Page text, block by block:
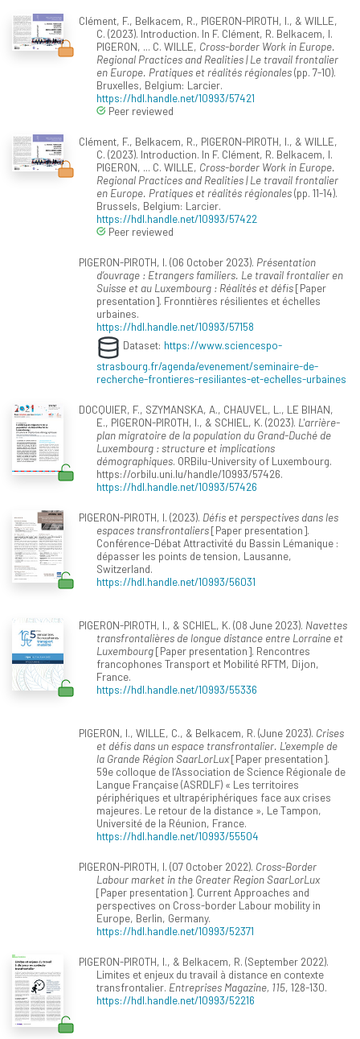
Clément, F., Belkacem, R., PIGERON-PIROTH, I., & WILLE,
C. (2023). Introduction. In F. Clément, R. Belkacem, I.
PIGERON, ... C. WILLE, Cross-border Work in Europe.
Regional Practices and Realities | Le travail frontalier
en Europe. Pratiques et réalités régionales(pp. 7-10).
Bruxelles, Belgium: Larcier.
https://hdl.handle.net/10993/57421
Peer reviewed
Clément, F., Belkacem, R., PIGERON-PIROTH, I., & WILLE,
C. (2023). Introduction. In F. Clément, R. Belkacem, I.
PIGERON, ... C. WILLE, Cross-border Work in Europe.
Regional Practices and Realities | Le travail frontalier
en Europe. Pratiques et réalités régionales(pp. 11-14).
Brussels, Belgium: Larcier.
https://hdl.handle.net/10993/57422
Peer reviewed
PIGERON-PIROTH, I. (06 October 2023). Présentation
d’ouvrage : Etrangers familiers. Le travail frontalier en
Suisse et au Luxembourg : Réalités et défis[Paper
presentation]. Fronntières résilientes et échelles
urbaines.
https://hdl.handle.net/10993/57158
Dataset: https://www.sciencespo-
strasbourg.fr/agenda/evenement/seminaire-de-
recherche-frontieres-resiliantes-et-echelles-urbaines
DOCQUIER, F., SZYMANSKA, A., CHAUVEL, L., LE BIHAN,
E., PIGERON-PIROTH, I., & SCHIEL, K. (2023). L'arrière-
plan migratoire de la population du Grand-Duché de
Luxembourg : structure et implications
démographiques. ORBilu-University of Luxembourg.
https://orbilu.uni.lu/handle/10993/57426.
https://hdl.handle.net/10993/57426
PIGERON-PIROTH, I. (2023). Défis et perspectives dans les
espaces transfrontaliers[Paper presentation].
Conférence-Débat Attractivité du Bassin Lémanique :
dépasser les points de tension, Lausanne,
Switzerland.
https://hdl.handle.net/10993/56031
PIGERON-PIROTH, I., & SCHIEL, K. (08 June 2023). Navettes
transfrontalières de longue distance entre Lorraine et
Luxembourg[Paper presentation]. Rencontres
francophones Transport et Mobilité RFTM, Dijon,
France.
https://hdl.handle.net/10993/55336
PIGERON, I., WILLE, C., & Belkacem, R. (June 2023). Crises
et défis dans un espace transfrontalier. L'exemple de
la Grande Région SaarLorLux[Paper presentation].
59e colloque de l’Association de Science Régionale de
Langue Française (ASRDLF) « Les territoires
périphériques et ultrapériphériques face aux crises
majeures. Le retour de la distance », Le Tampon,
Université de la Réunion, France.
https://hdl.handle.net/10993/55504
PIGERON-PIROTH, I. (07 October 2022). Cross-Border
Labour market in the Greater Region SaarLorLux
[Paper presentation]. Current Approaches and
perspectives on Cross-border Labour mobility in
Europe, Berlin, Germany.
https://hdl.handle.net/10993/52371
PIGERON-PIROTH, I., & Belkacem, R. (September 2022).
Limites et enjeux du travail à distance en contexte
transfrontalier. Entreprises Magazine, 115, 128-130.
https://hdl.handle.net/10993/52216